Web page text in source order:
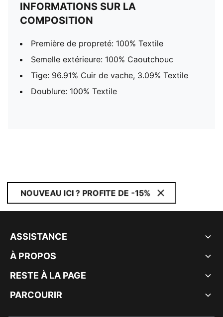
INFORMATIONS SUR LA
COMPOSITION
Première de propreté: 100% Textile
Semelle extérieure: 100% Caoutchouc
Tige: 96.91% Cuir de vache, 3.09% Textile
Doublure: 100% Textile
NOUVEAU ICI ? PROFITE DE -15%
ASSISTANCE
À PROPOS
RESTE À LA PAGE
PARCOURIR